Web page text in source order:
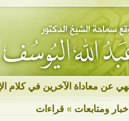
عن معاداة الآخرين في كلام
أخبار ومتابعات » قراءات